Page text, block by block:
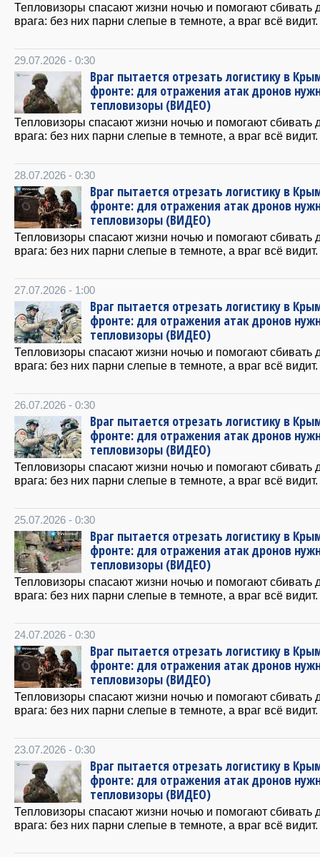
Тепловизоры спасают жизни ночью и помогают сбивать
врага: без них парни слепые в темноте, а враг всё видит.
29.07.2026 - 0:30
Враг пытается отрезать логистику в
фронте: для отражения атак дронов
тепловизоры (ВИДЕО)
Тепловизоры спасают жизни ночью и помогают сбивать
врага: без них парни слепые в темноте, а враг всё видит.
28.07.2026 - 0:30
Враг пытается отрезать логистику в
фронте: для отражения атак дронов
тепловизоры (ВИДЕО)
Тепловизоры спасают жизни ночью и помогают сбивать
врага: без них парни слепые в темноте, а враг всё видит.
27.07.2026 - 1:00
Враг пытается отрезать логистику в
фронте: для отражения атак дронов
тепловизоры (ВИДЕО)
Тепловизоры спасают жизни ночью и помогают сбивать
врага: без них парни слепые в темноте, а враг всё видит.
26.07.2026 - 0:30
Враг пытается отрезать логистику в
фронте: для отражения атак дронов
тепловизоры (ВИДЕО)
Тепловизоры спасают жизни ночью и помогают сбивать
врага: без них парни слепые в темноте, а враг всё видит.
25.07.2026 - 0:30
Враг пытается отрезать логистику в
фронте: для отражения атак дронов
тепловизоры (ВИДЕО)
Тепловизоры спасают жизни ночью и помогают сбивать
врага: без них парни слепые в темноте, а враг всё видит.
24.07.2026 - 0:30
Враг пытается отрезать логистику в
фронте: для отражения атак дронов
тепловизоры (ВИДЕО)
Тепловизоры спасают жизни ночью и помогают сбивать
врага: без них парни слепые в темноте, а враг всё видит.
23.07.2026 - 0:30
Враг пытается отрезать логистику в
фронте: для отражения атак дронов
тепловизоры (ВИДЕО)
Тепловизоры спасают жизни ночью и помогают сбивать
врага: без них парни слепые в темноте, а враг всё видит.